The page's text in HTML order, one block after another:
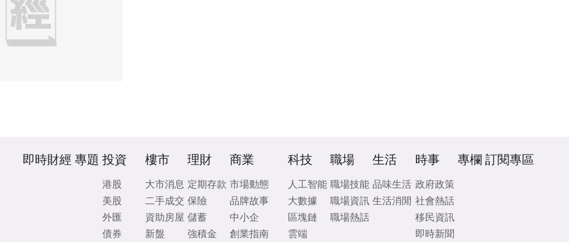
即時財經 專題 投資
港股
美股
外匯
債券
樓市
大市消息
二手成交
資助房屋
新盤
理財
定期存款
保險
儲蓄
強積金
商業
市場動態
品牌故事
中小企
創業指南
科技
人工智能
大數據
區塊鏈
雲端
職場
職場技能
職場資訊
職場熱話
生活
品味生活
生活消閒
時事
政府政策
社會熱話
移民資訊
即時新聞
專欄 訂閱專區